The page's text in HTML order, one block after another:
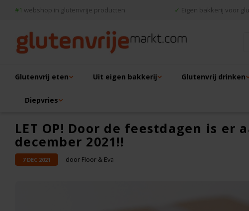
#1 webshop in glutenvrije producten ✓ Eigen bakkerij voor
Glutenvrij eten Uit eigen bakkerij Glutenvrij drinken
Diepvries
LET OP! Door de feestdagen is er
december 2021!!
7 DEC 2021 door Floor & Eva